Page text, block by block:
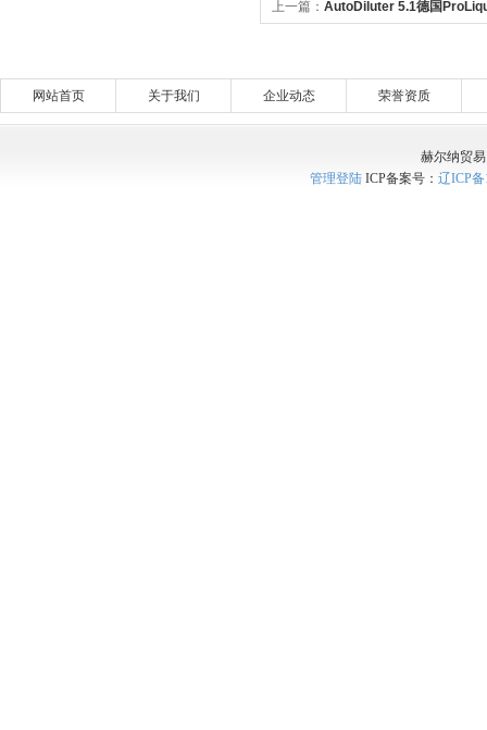
上一篇： AutoDiluter 5.1德国
网站首页 关于我们 企业动态 荣誉资质
赫尔纳贸
管理登陆ICP备案号： 辽ICP备